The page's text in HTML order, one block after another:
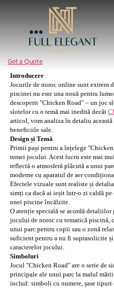
Get a Quote
Introducere
Jocurile de noroc online sunt extrem
piscinei nu este una nouă pentru
descoperit "Chicken Road" – un joc
slotelor cu o temă mai inedită decât
articol, vom analiza în detaliu
beneficiile sale.
Design și Temă
Primii pași pentru a înțelege
temei jocului. Acest lucru este mai
reflectă o atmosferă plăcută a unui
moderne cu aparatul de aer
Efectele vizuale sunt realiste și
simți ca dacă ai ieșit într-o zi caldă
unei piscine încălzite.
O atenție specială se acordă
jocului de noroc cu tematică piscină,
unui parc pentru copii sau o zonă
suficient pentru a nu fi suprasolicite
caracterelor jocului.
Simboluri
Jocul "Chicken Road" are o serie de
principale ale unui parc la malul mării
includ: simboli cu numere, șase tipuri